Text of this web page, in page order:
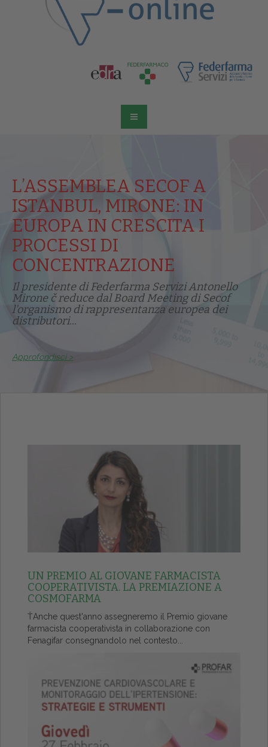
L’ASSEMBLEA SECOF A
ISTANBUL, MIRONE: IN
EUROPA IN CRESCITA I
PROCESSI DI
CONCENTRAZIONE
Il presidente di Federfarma Servizi Antonello
Mirone č reduce dal Board Meeting di Secof
l'organismo di rappresentanza europea dei
distributori...
Approfondisci >
UN PREMIO AL GIOVANE FARMACISTA
COOPERATIVISTA. LA PREMIAZIONE A
COSMOFARMA
ŤAnche quest'anno assegneremo il Premio giovane
farmacista cooperativista in collaborazione con
Fenagifar consegnandolo nel contesto...